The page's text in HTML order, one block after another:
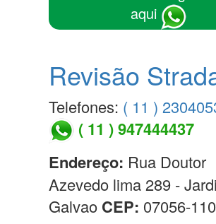
aqui
Revisão
Telefones: ( 11 )
( 11 ) 947444437
Endereço: Rua Doutor
Azevedo lima 289 -
Galvao CEP: 07056-110